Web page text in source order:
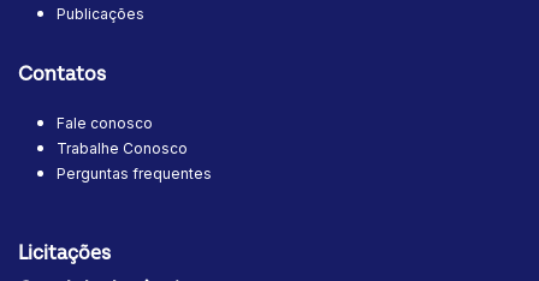
Publicações
Contatos
Fale conosco
Trabalhe Conosco
Perguntas frequentes
Licitações